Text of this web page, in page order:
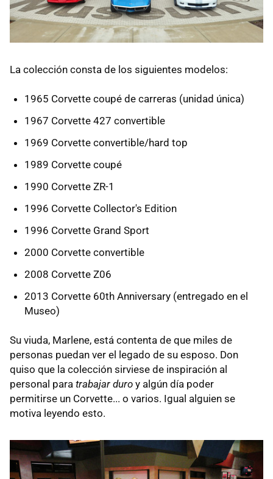
La colección consta de los siguientes modelos:
1965 Corvette coupé de carreras (unidad única)
1967 Corvette 427 convertible
1969 Corvette convertible/hard top
1989 Corvette coupé
1990 Corvette ZR-1
1996 Corvette Collector's Edition
1996 Corvette Grand Sport
2000 Corvette convertible
2008 Corvette Z06
2013 Corvette 60th Anniversary (entregado en el
Museo)
Su viuda, Marlene, está contenta de que miles de
personas puedan ver el legado de su esposo. Don
quiso que la colección sirviese de inspiración al
personal para trabajar duro y algún día poder
permitirse un Corvette... o varios. Igual alguien se
motiva leyendo esto.